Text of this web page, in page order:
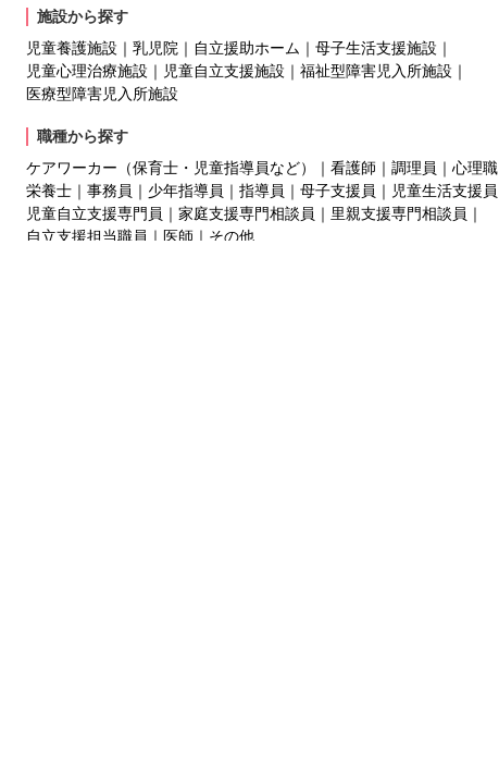
施設から探す
児童養護施設
乳児院 自立援助ホーム
母子生活支援施設
児童心理治療施設
児童自立支援施設
福祉型障害児入所施設
医療型障害児入所施設
職種から探す
ケアワーカー（保育士・児童指導員など）
看護師 調理員
心理職
栄養士
事務員 少年指導員 指導員 母子支援員
児童生活支援員
児童自立支援専門員
家庭支援専門相談員
里親支援専門相談員
自立支援担当職員
医師 その他